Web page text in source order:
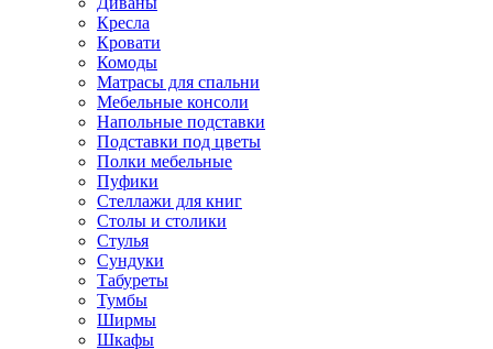
Кресла
Кровати
Комоды
Матрасы для спальни
Мебельные консоли
Напольные подставки
Подставки под цветы
Полки мебельные
Пуфики
Стеллажи для книг
Столы и столики
Стулья
Сундуки
Табуреты
Тумбы
Ширмы
Шкафы